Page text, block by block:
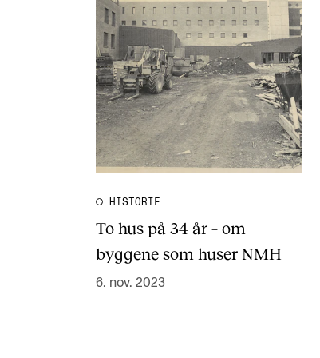
HISTORIE
To hus på 34 år – om
byggene som huser NMH
6. nov. 2023